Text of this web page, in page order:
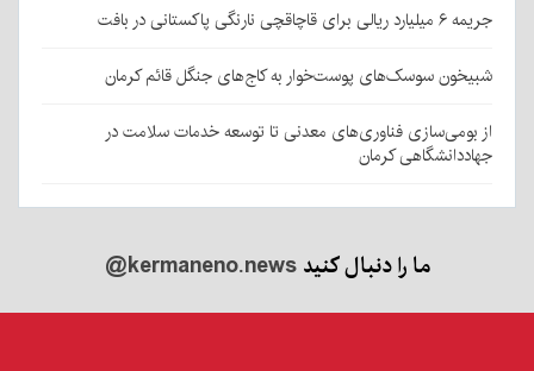
جریمه ۶ میلیارد ریالی برای قاچاقچی نارنگی پاکستانی در بافت
شبیخون سوسک‌های پوست‌خوار به کاج‌های جنگل قائم کرمان
از بومی‌سازی فناوری‌های معدنی تا توسعه خدمات سلامت در
جهاددانشگاهی کرمان
ما را دنبال کنید@kermaneno.news